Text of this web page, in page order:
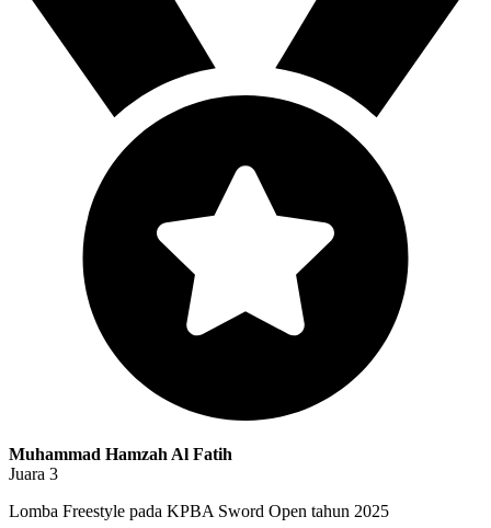
Muhammad Hamzah Al Fatih
Juara 3
Lomba Freestyle pada KPBA Sword Open tahun 2025